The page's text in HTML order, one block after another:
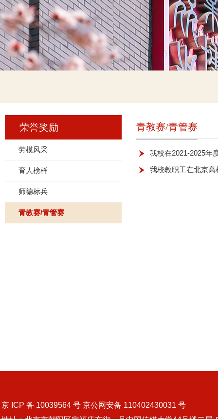
荣誉奖励
劳模风采
育人榜样
师德标兵
青教赛/青管赛
青教赛/青管赛
我校在2021-2025年
我校教职工在北京
京 ICP 备 10039564 号 京公网安备 110402430031 号